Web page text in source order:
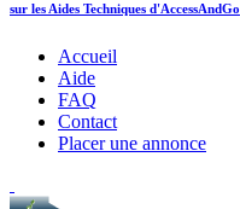
sur les Aides Techniques d'AccessAndGo
Accueil
Aide
FAQ
Contact
Placer une annonce